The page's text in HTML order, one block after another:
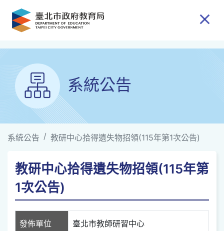
跳到主要內容
系統公告
系統公告 教研中心拾得遺失物招領(115年第1次公告)
教研中心拾得遺失物招領(115年第
1次公告)
發佈單位 臺北市教師研習中心